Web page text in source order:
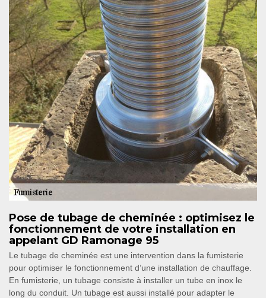
Pose de tubage de cheminée : optimisez le
fonctionnement de votre installation en
appelant GD Ramonage 95
Le tubage de cheminée est une intervention dans la fumisterie
pour optimiser le fonctionnement d’une installation de chauffage.
En fumisterie, un tubage consiste à installer un tube en inox le
long du conduit. Un tubage est aussi installé pour adapter le